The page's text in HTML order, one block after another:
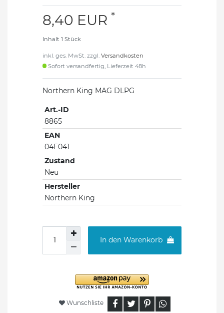
8,40 EUR *
Inhalt 1 Stück
inkl. ges. MwSt. zzgl. Versandkosten
Sofort versandfertig, Lieferzeit 48h
Northern King MAG DLPG
Art.-ID
8865
EAN
04F041
Zustand
Neu
Hersteller
Northern King
In den Warenkorb
Wunschliste